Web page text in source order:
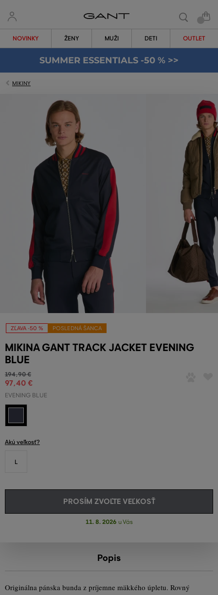
NOVINKY ŽENY MUŽI DETI OUTLET
SUMMER ESSENTIALS -50 % >>
MIKINY
ZĽAVA -50 % POSLEDNÁ ŠANCA
MIKINA GANT TRACK JACKET EVENING
BLUE
194,90 €
97,40 €
EVENING BLUE
Akú veľkosť?
L
PROSÍM ZVOĽTE VEĽKOSŤ
11. 8. 2026 u Vás
Popis
Originálna pánska bunda z príjemne mäkkého úpletu. Rovný